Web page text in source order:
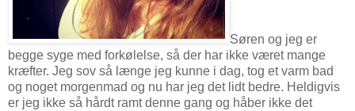
Søren og jeg er
begge syge med forkølelse, så der har ikke været mange
kræfter. Jeg sov så længe jeg kunne i dag, tog et varm bad
og noget morgenmad og nu har jeg det lidt bedre. Heldigvis
er jeg ikke så hårdt ramt denne gang og håber ikke det